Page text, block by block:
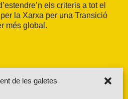
de les galetes
els criteris a tot el
la Xarxa per una Transició
més global.